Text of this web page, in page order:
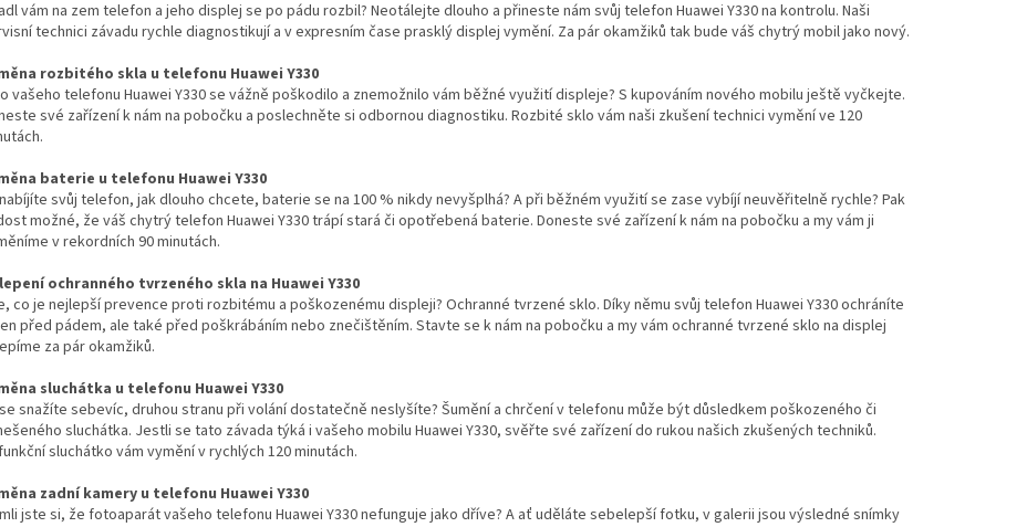
vám na zem telefon a jeho displej se po pádu rozbil? Neotálejte dlouho a přineste nám svůj telefon Huawei Y330 na kontrolu. Naši
technici závadu rychle diagnostikují a v expresním čase prasklý displej vymění. Za pár okamžiků tak bude váš chytrý mobil jako nový.
rozbitého skla u telefonu Huawei Y330
vašeho telefonu Huawei Y330 se vážně poškodilo a znemožnilo vám běžné využití displeje? S kupováním nového mobilu ještě vyčkejte.
své zařízení k nám na pobočku a poslechněte si odbornou diagnostiku. Rozbité sklo vám naši zkušení technici vymění ve 120
baterie u telefonu Huawei Y330
svůj telefon, jak dlouho chcete, baterie se na 100 % nikdy nevyšplhá? A při běžném využití se zase vybíjí neuvěřitelně rychle? Pak
možné, že váš chytrý telefon Huawei Y330 trápí stará či opotřebená baterie. Doneste své zařízení k nám na pobočku a my vám ji
v rekordních 90 minutách.
ochranného tvrzeného skla na Huawei Y330
co je nejlepší prevence proti rozbitému a poškozenému displeji? Ochranné tvrzené sklo. Díky němu svůj telefon Huawei Y330 ochráníte
před pádem, ale také před poškrábáním nebo znečištěním. Stavte se k nám na pobočku a my vám ochranné tvrzené sklo na displej
za pár okamžiků.
sluchátka u telefonu Huawei Y330
snažíte sebevíc, druhou stranu při volání dostatečně neslyšíte? Šumění a chrčení v telefonu může být důsledkem poškozeného či
sluchátka. Jestli se tato závada týká i vašeho mobilu Huawei Y330, svěřte své zařízení do rukou našich zkušených techniků.
sluchátko vám vymění v rychlých 120 minutách.
zadní kamery u telefonu Huawei Y330
jste si, že fotoaparát vašeho telefonu Huawei Y330 nefunguje jako dříve? A ať uděláte sebelepší fotku, v galerii jsou výsledné snímky